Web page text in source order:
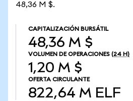
48,36 M $.
CAPITALIZACIÓN BURSÁTIL
48,36 M $
VOLUMEN DE OPERACIONES (24 H)
1,20 M $
OFERTA CIRCULANTE
822,64 M ELF